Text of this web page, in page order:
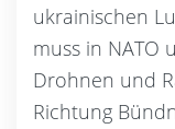
ukrainischen
muss in NATO
Drohnen und
Richtung